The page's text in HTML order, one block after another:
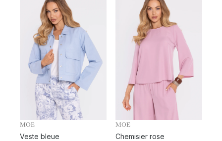
MOE
Veste bleue
MOE
Chemisier rose